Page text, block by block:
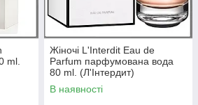
ml.
Жіночі L'Interdit Eau de
Parfum парфумована вода
80 ml. (Л'Інтердит)
В наявності